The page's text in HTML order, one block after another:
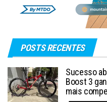
POSTS RECENTES
Sucesso
Boost 3
mais